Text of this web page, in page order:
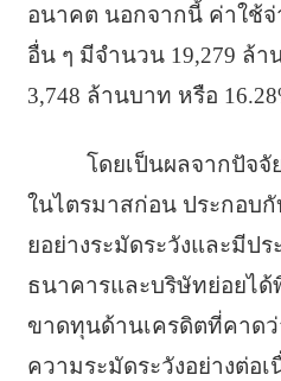
อนาคต นอกจากนี้ ค่าใช้จ่
อื่น ๆ มีจำนวน 19,279 ล้
3,748 ล้านบาท หรือ
โดยเป็นผลจากปัจ
ในไตรมาสก่อน ประกอบ
ยอย่างระมัดระวังและมีปร
ธนาคารและบริษัทย่อยได้
ขาดทุนด้านเครดิตที่คาด
ความระมัดระวังอย่างต่อเ